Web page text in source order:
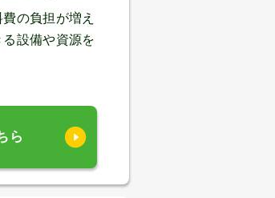
の負担が増え
設備や資源を
ら